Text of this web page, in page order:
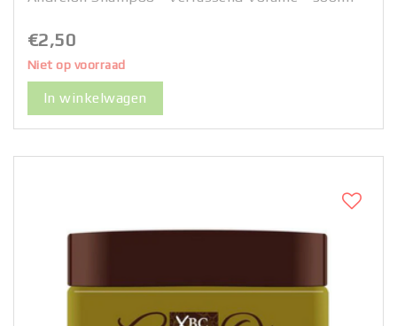
€2,50
Niet op voorraad
In winkelwagen